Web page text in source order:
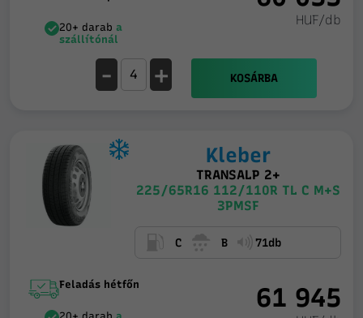
20+ darab a
szállítónál
HUF/db
- + KOSÁRBA
Kleber
TRANSALP 2+
225/65R16 112/110R TL C M+S
3PMSF
C B 71db
Feladás hétfőn 61 945